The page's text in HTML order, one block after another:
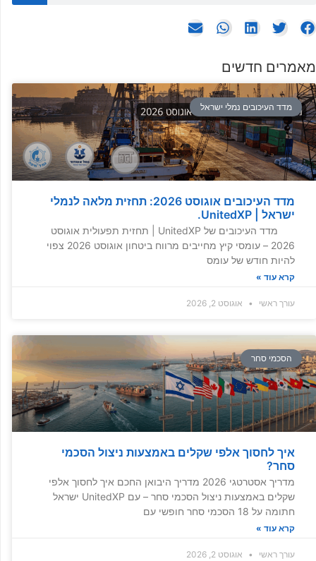
מאמרים חדשים
מדד העיכובים נמלי ישראל
מדד העיכובים אוגוסט 2026: תחזית מלאה לנמלי
ישראל | UnitedXP.
מדד העיכובים של UnitedXP | תחזית תפעולית אוגוסט
2026 – עומסי קיץ מחייבים מרווח ביטחון אוגוסט 2026 צפוי
להיות חודש של עומס
קרא עוד »
עורך ראשי אוגוסט 2, 2026
הסכמי סחר
איך לחסוך אלפי שקלים באמצעות ניצול הסכמי
סחר?
מדריך אסטרטגי 2026 מדריך היבואן החכם איך לחסוך אלפי
שקלים באמצעות ניצול הסכמי סחר – עם UnitedXP ישראל
חתומה על 18 הסכמי סחר חופשי עם
קרא עוד »
עורך ראשי אוגוסט 2, 2026